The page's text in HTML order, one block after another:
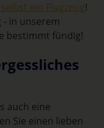
selbst ein Flugzeug!
- in unserem
bestimmt fündig!
auch eine
Sie einen lieben